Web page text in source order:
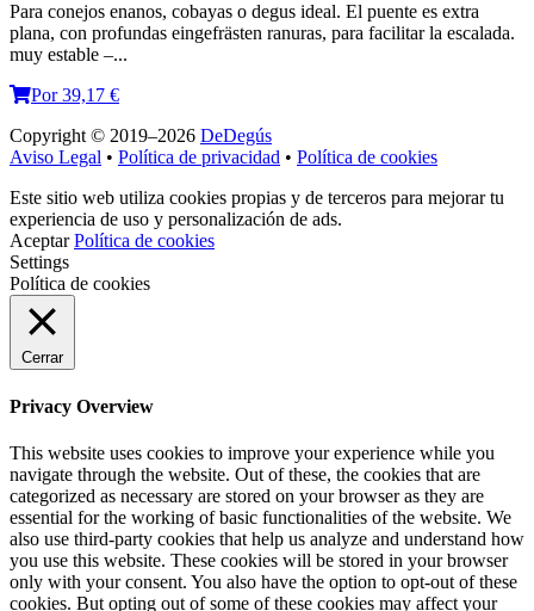
Para conejos enanos, cobayas o degus ideal. El puente es extra
plana, con profundas eingefrästen ranuras, para facilitar la escalada.
muy estable –...
Por 39,17 €
Copyright © 2019–2026 DeDegús
Aviso Legal • Política de privacidad • Política de cookies
Este sitio web utiliza cookies propias y de terceros para mejorar tu
experiencia de uso y personalización de ads.
Aceptar Política de cookies
Settings
Política de cookies
Cerrar
Privacy Overview
This website uses cookies to improve your experience while you
navigate through the website. Out of these, the cookies that are
categorized as necessary are stored on your browser as they are
essential for the working of basic functionalities of the website. We
also use third-party cookies that help us analyze and understand how
you use this website. These cookies will be stored in your browser
only with your consent. You also have the option to opt-out of these
cookies. But opting out of some of these cookies may affect your